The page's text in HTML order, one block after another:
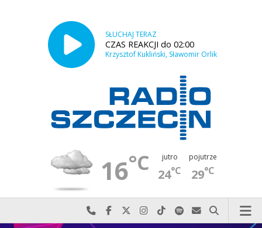
SŁUCHAJ TERAZ
CZAS REAKCJI do 02:00
Krzysztof Kukliński, Sławomir Orlik
16°C jutro
24°C
pojutrze
29°C
Najlepiej po prostu do nas zadzwoń
Odwiedź nas na Facebook-u
Odwiedź nas na X
Odwiedź nas na Instagram-ie
Odwiedź nas na TikTok-u
Szukaj nas na Spotify
Wyślij do nas
Szukaj